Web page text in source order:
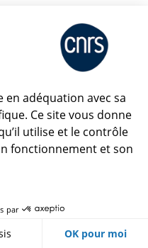
Accessibilité : non conforme
en adéquation avec sa
Ce site vous donne
utilise et le contrôle
fonctionnement et son
par
OK pour moi